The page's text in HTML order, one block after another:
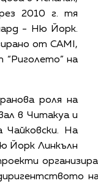
2010 г. тя
- Ню Йорк.
от CAMI,
“Риголето” на
роля на
в Читакуа и
Чайковски. На
Йорк Линкълн